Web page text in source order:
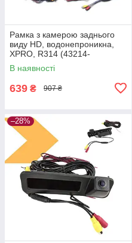
Рамка з камерою заднього
виду HD, водонепроникна,
XPRO, R314 (43214-
R314_276)
В наявності
639 ₴ 907 ₴
–28%